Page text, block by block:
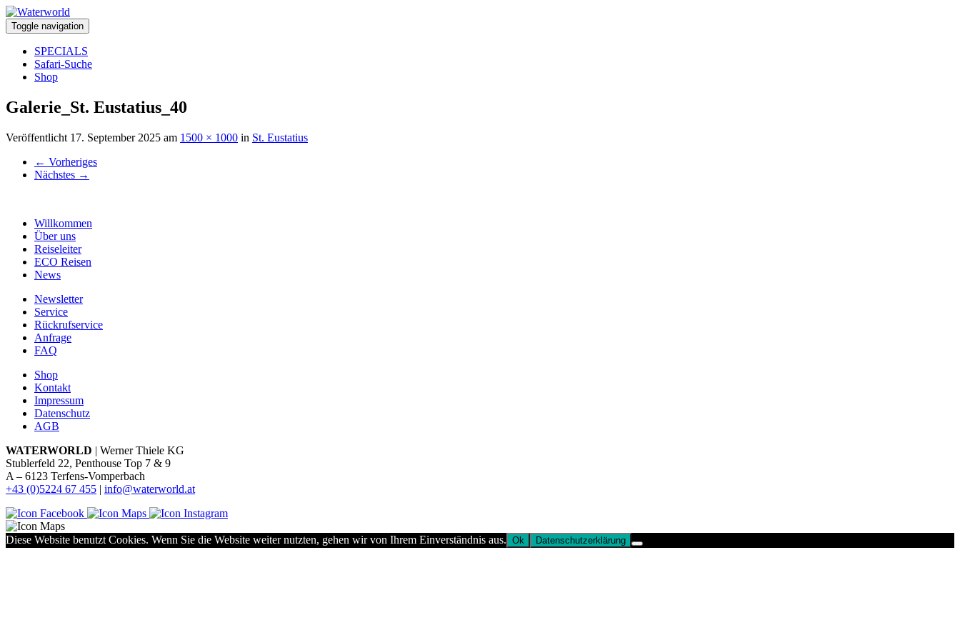
Toggle navigation
SPECIALS
Safari-Suche
Shop
Galerie_St. Eustatius_40
Veröffentlicht 17. September 2025 am 1500 × 1000 in St. Eustatius
← Vorheriges
Nächstes →
Willkommen
Über uns
Reiseleiter
ECO Reisen
News
Newsletter
Service
Rückrufservice
Anfrage
FAQ
Shop
Kontakt
Impressum
Datenschutz
AGB
WATERWORLD | Werner Thiele KG
Stublerfeld 22, Penthouse Top 7 & 9
A – 6123 Terfens-Vomperbach
+43 (0)5224 67 455 | info@waterworld.at
Diese Website benutzt Cookies. Wenn Sie die Website weiter nutzten, gehen wir von Ihrem Einverständnis aus. Ok Datenschutzerklärung